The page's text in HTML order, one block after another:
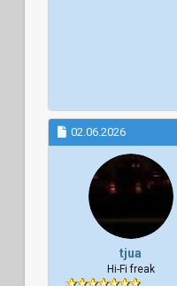
02.06.2026
tjua
Hi-Fi freak